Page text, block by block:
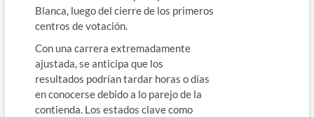
Blanca, luego del cierre de los primeros
centros de votación.
Con una carrera extremadamente
ajustada, se anticipa que los
resultados podrían tardar horas o días
en conocerse debido a lo parejo de la
contienda. Los estados clave como